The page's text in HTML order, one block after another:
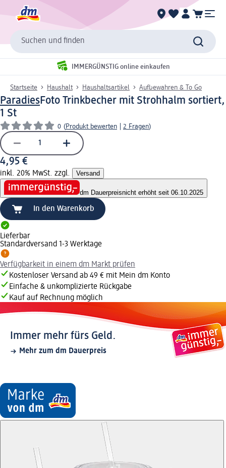
Suchen und finden
IMMERGÜNSTIG online einkaufen
Startseite Haushalt Haushaltsartikel Aufbewahren & To Go
ParadiesFoto Trinkbecher mit Strohhalm sortiert,
1 St
0 (Produkt bewerten 2 Fragen)
4,95 €
inkl. 20% MwSt. zzgl. Versand
dm Dauerpreisnicht erhöht seit 06.10.2025
In den Warenkorb
Lieferbar
Standardversand 1-3 Werktage
Verfügbarkeit in einem dm Markt prüfen
Kostenloser Versand ab 49 € mit Mein dm Konto
Einfache & unkomplizierte Rückgabe
Kauf auf Rechnung möglich
Immer mehr fürs Geld.
Mehr zum dm Dauerpreis